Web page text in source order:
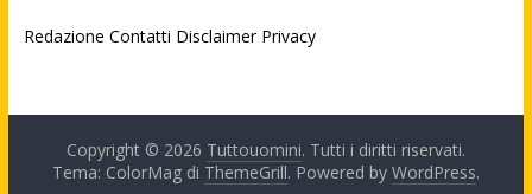
Redazione Contatti Disclaimer Privacy
Copyright © 2026 Tuttouomini. Tutti i diritti riservati.
Tema: ColorMag di ThemeGrill. Powered by WordPress.